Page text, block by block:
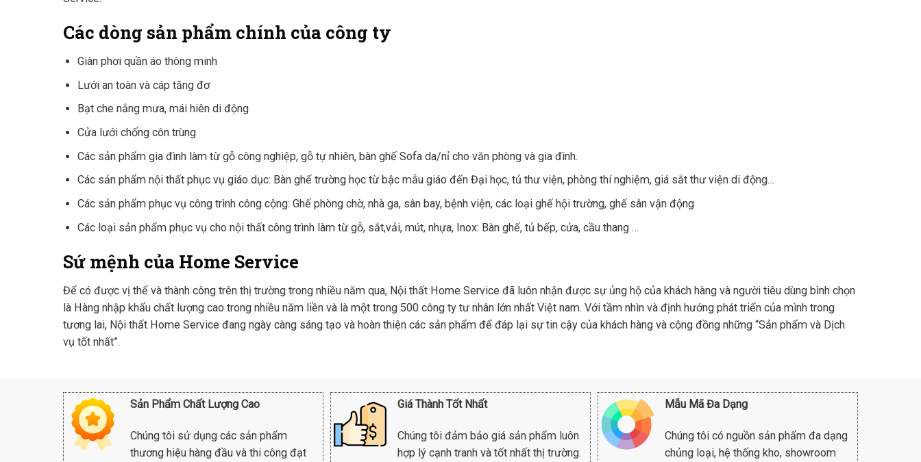
Các dòng sản phẩm chính của công ty
Giàn phơi quần áo thông minh
Lưới an toàn và cáp tăng đơ
Bạt che nắng mưa, mái hiên di động
Cửa lưới chống côn trùng
Các sản phẩm gia đình làm từ gỗ công nghiệp, gỗ tự nhiên, bàn ghế Sofa da/nỉ cho văn phòng và gia đình.
Các sản phẩm nội thất phục vụ giáo dục: Bàn ghế trường học từ bậc mẫu giáo đến Đại học, tủ thư viện, phòng thí nghiệm, giá sắt thư viện di động…
Các sản phẩm phục vụ công trình công cộng: Ghế phòng chờ, nhà ga, sân bay, bệnh viện, các loại ghế hội trường, ghế sân vận động
Các loại sản phẩm phục vụ cho nội thất công trình làm từ gỗ, sắt,vải, mút, nhựa, Inox: Bàn ghế, tủ bếp, cửa, cầu thang …
Sứ mệnh của Home Service
Để có được vị thế và thành công trên thị trường trong nhiều năm qua, Nội thất Home Service đã luôn nhận được sự ủng hộ của khách hàng và người tiêu dùng bình chọn
là Hàng nhập khẩu chất lượng cao trong nhiều năm liền và là một trong 500 công ty tư nhân lớn nhất Việt nam. Với tầm nhìn và định hướng phát triển của mình trong
tương lai, Nội thất Home Service đang ngày càng sáng tạo và hoàn thiện các sản phẩm để đáp lại sự tin cậy của khách hàng và cộng đồng những “Sản phẩm và Dịch
vụ tốt nhất”.
Sản Phẩm Chất Lượng Cao
Chúng tôi sử dụng các sản phẩm
thương hiệu hàng đầu và thi công đạt
Giá Thành Tốt Nhất
Chúng tôi đảm bảo giá sản phẩm luôn
hợp lý cạnh tranh và tốt nhất thị trường.
Mẫu Mã Đa Dạng
Chúng tôi có nguồn sản phẩm đa dạng
chủng loại, hệ thống kho, showroom